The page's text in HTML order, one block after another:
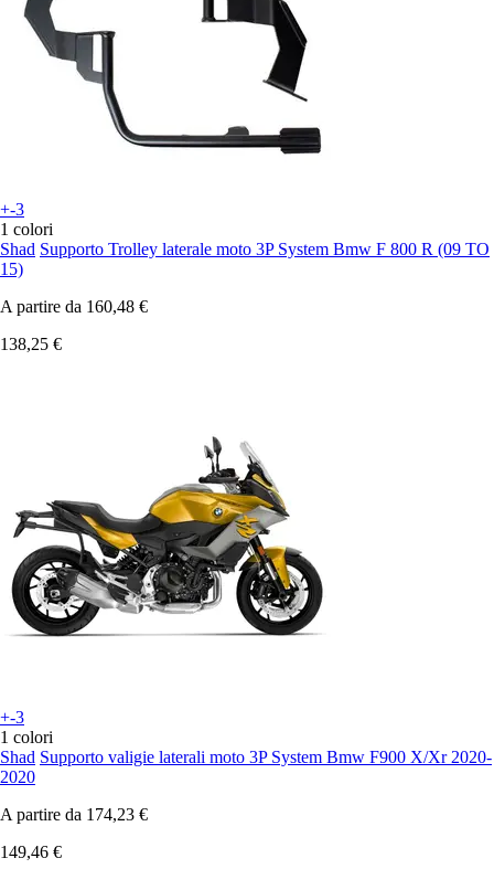
+-3
1 colori
Shad Supporto Trolley laterale moto 3P System Bmw F 800 R (09 TO
15)
A partire da 160,48 €
138,25 €
+-3
1 colori
Shad Supporto valigie laterali moto 3P System Bmw F900 X/Xr 2020-
2020
A partire da 174,23 €
149,46 €